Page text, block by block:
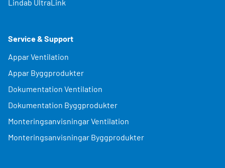
Lindab UltraLink
Service & Support
Appar Ventilation
Appar Byggprodukter
Dokumentation Ventilation
Dokumentation Byggprodukter
Monteringsanvisningar Ventilation
Monteringsanvisningar Byggprodukter